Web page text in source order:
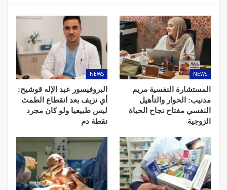
NEWS
المستشارة النفسية مريم
مدنيب: الحوار والتأهيل
النفسي مفتاح نجاح الحياة
الزوجية
NEWS
البروفيسور عبد الإله قوشيح:
أي نزيف بعد انقطاع الطمث
ليس طبيعيا ولو كان مجرد
نقطة دم